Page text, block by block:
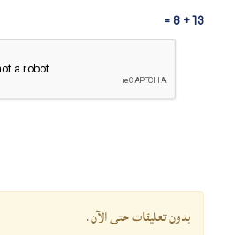
13 + 8 =
بدون تعليقات حتى الآن.